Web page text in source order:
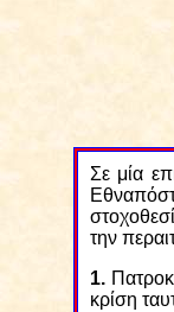
Σε μία
την
1.
κρίση